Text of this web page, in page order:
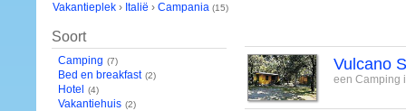
Vakantieplek › Italië › Campania (15)
Soort
Camping (7)
Bed en breakfast (2)
Hotel (4)
Vakantiehuis (2)
Vulcano
een Camping